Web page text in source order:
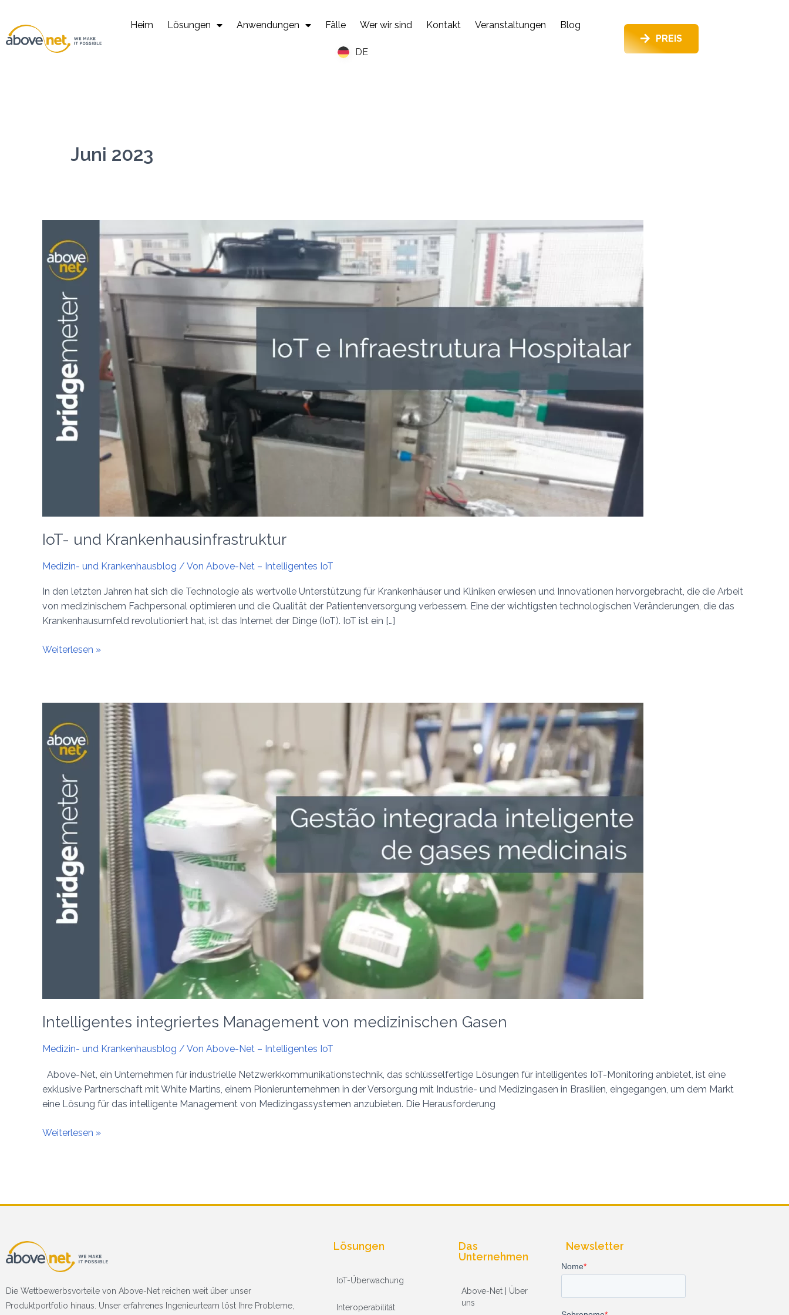
Heim Lösungen Anwendungen Fälle Wer wir sind Kontakt Veranstaltungen Blog
DE
PREIS
Juni 2023
IoT- und Krankenhausinfrastruktur
Medizin- und Krankenhausblog / Von Above-Net – Intelligentes IoT
In den letzten Jahren hat sich die Technologie als wertvolle Unterstützung für Krankenhäuser und Kliniken erwiesen und Innovationen hervorgebracht, die die Arbeit
von medizinischem Fachpersonal optimieren und die Qualität der Patientenversorgung verbessern. Eine der wichtigsten technologischen Veränderungen, die das
Krankenhausumfeld revolutioniert hat, ist das Internet der Dinge (IoT). IoT ist ein […]
und
Krankenhausinfrastruktur
Weiterlesen »
Intelligentes integriertes Management von medizinischen Gasen
Medizin- und Krankenhausblog / Von Above-Net – Intelligentes IoT
Above-Net, ein Unternehmen für industrielle Netzwerkkommunikationstechnik, das schlüsselfertige Lösungen für intelligentes IoT-Monitoring anbietet, ist eine
exklusive Partnerschaft mit White Martins, einem Pionierunternehmen in der Versorgung mit Industrie- und Medizingasen in Brasilien, eingegangen, um dem Markt
eine Lösung für das intelligente Management von Medizingassystemen anzubieten. Die Herausforderung
integriertes
Management
von
Gasen
Weiterlesen »
Die Wettbewerbsvorteile von Above-Net reichen weit über unser
Produktportfolio hinaus. Unser erfahrenes Ingenieurteam löst Ihre Probleme,
Lösungen
IoT-Überwachung
Interoperabilität
Das
Unternehmen
Above-Net | Über
uns
Newsletter